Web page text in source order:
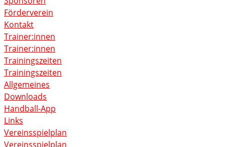
Förderverein
Kontakt
Trainer:innen
Trainer:innen
Trainingszeiten
Trainingszeiten
Allgemeines
Downloads
Handball-App
Links
Vereinsspielplan
Vereinsspielplan